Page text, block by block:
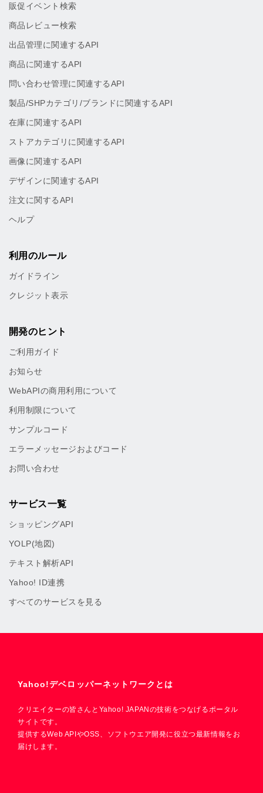
販促イベント検索
商品レビュー検索
出品管理に関連するAPI
商品に関連するAPI
問い合わせ管理に関連するAPI
製品/SHPカテゴリ/ブランドに関連するAPI
在庫に関連するAPI
ストアカテゴリに関連するAPI
画像に関連するAPI
デザインに関連するAPI
注文に関するAPI
ヘルプ
利用のルール
ガイドライン
クレジット表示
開発のヒント
ご利用ガイド
お知らせ
WebAPIの商用利用について
利用制限について
サンプルコード
エラーメッセージおよびコード
お問い合わせ
サービス一覧
ショッピングAPI
YOLP(地図)
テキスト解析API
Yahoo! ID連携
すべてのサービスを見る
Yahoo!デベロッパーネットワークとは
クリエイターの皆さんとYahoo! JAPANの技術をつなげるポータル
サイトです。
提供するWeb APIやOSS、ソフトウエア開発に役立つ最新情報をお
届けします。